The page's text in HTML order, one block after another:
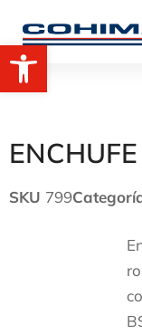
SKU 799
Abrir barra de